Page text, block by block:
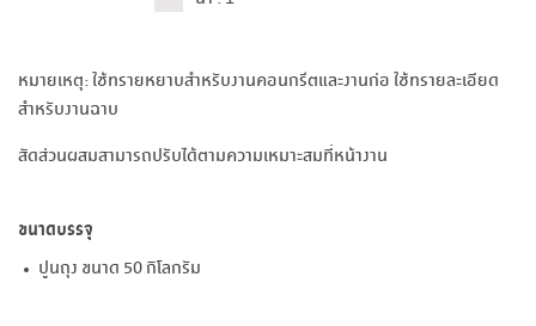
หมายเหตุ: ใช้ทรายหยาบสำหรับงานคอนกรีตและงานก่อ ใช้ทรายละเอียด
สำหรับงานฉาบ
สัดส่วนผสมสามารถปรับได้ตามความเหมาะสมที่หน้างาน
ขนาดบรรจุ
ปูนถุง ขนาด 50 กิโลกรัม